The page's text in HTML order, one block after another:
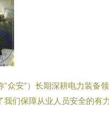
安”）长期深耕电力装备
们保障从业人员安全的